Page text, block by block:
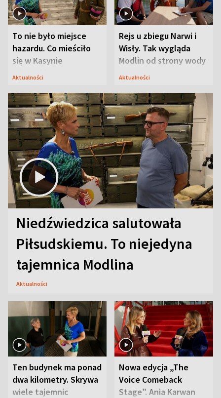
To nie było miejsce
hazardu. Co mieściło
się w Kasynie
Oficerskim?
Aktualności
Rejs u zbiegu Narwi i
Wisły. Tak wygląda
Modlin od strony wody
Aktualności
Niedźwiedzica salutowała
Piłsudskiemu. To niejedyna
tajemnica Modlina
Aktualności
Ten budynek ma ponad
dwa kilometry. Skrywa
wiele tajemnic
Nowa edycja „The
Voice Comeback
Stage”. Ania Karwan